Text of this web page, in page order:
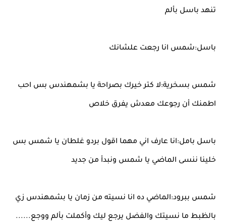
تنهد باسل بألم
باسل:شمس انا رجعت علشانك
شمس بسخرية:لا كتر خيرك بصراحة يا بشمهندس بس احب
اطمنك أن رجوعك معدش يفرق خلاص
باسل بامل:انا عارف اني مهما اقول بردو غلطان يا شمس بس
خلينا ننسى الماضي يا شمس ونبدأ من جديد
شمس ببرود:الماضي ده انا نسيته من زمان يا بشمهندس زي
بالظبط ما نسيتك والفضل يرجع ليك وأكملت بألم ووجع......